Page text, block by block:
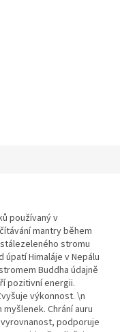
používaný v
mantry během
stromu
Himaláje v Nepálu
Buddha údajně
pozitivní energii.
výkonnost. \n
Chrání auru
podporuje